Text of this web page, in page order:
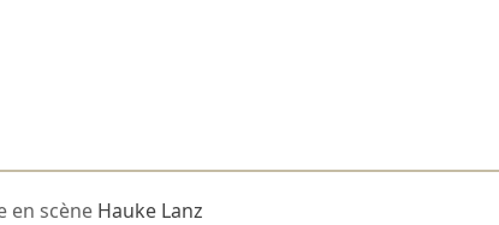
en scène Hauke Lanz